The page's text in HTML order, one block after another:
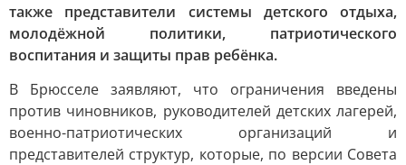
также представители системы детского отдыха,
молодёжной политики, патриотического
воспитания и защиты прав ребёнка.
В Брюсселе заявляют, что ограничения введены
против чиновников, руководителей детских лагерей,
военно-патриотических организаций и
представителей структур, которые, по версии Совета